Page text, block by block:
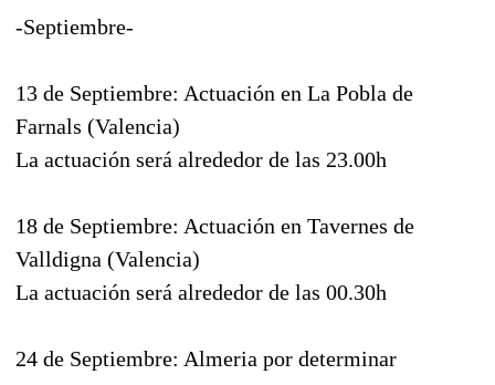
-Septiembre-
13 de Septiembre: Actuación en La Pobla de
Farnals (Valencia)
La actuación será alrededor de las 23.00h
18 de Septiembre: Actuación en Tavernes de
Valldigna (Valencia)
La actuación será alrededor de las 00.30h
24 de Septiembre: Almeria por determinar